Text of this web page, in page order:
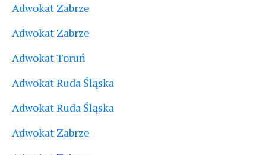
Adwokat Zabrze
Adwokat Zabrze
Adwokat Toruń
Adwokat Ruda Śląska
Adwokat Ruda Śląska
Adwokat Zabrze